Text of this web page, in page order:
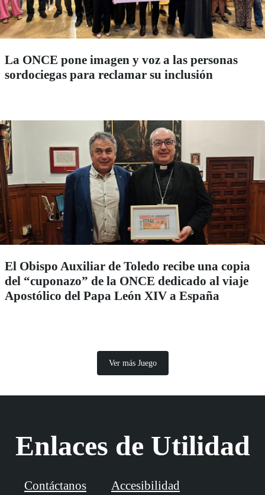
La ONCE pone imagen y voz a las personas
sordociegas para reclamar su inclusión
El Obispo Auxiliar de Toledo recibe una copia
del “cuponazo” de la ONCE dedicado al viaje
Apostólico del Papa León XIV a España
Ver más Juego
Enlaces de Utilidad
Contáctanos Accesibilidad